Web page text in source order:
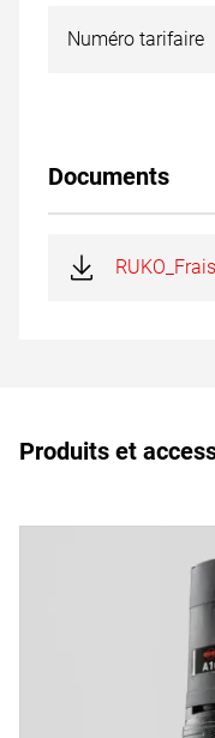
Numéro tarifaire
Documents
Produits et